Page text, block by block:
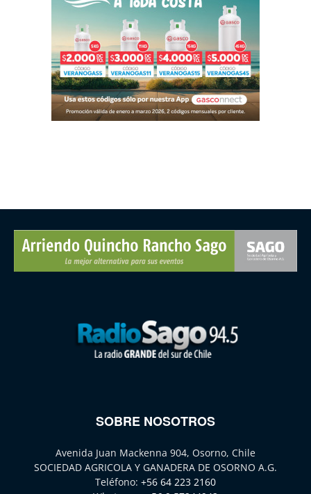
SOBRE NOSOTROS
Avenida Juan Mackenna 904, Osorno, Chile
SOCIEDAD AGRICOLA Y GANADERA DE OSORNO A.G.
Teléfono: +56 64 223 2160